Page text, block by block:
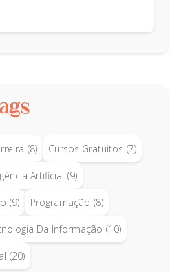
(8) Cursos Gratuitos (7)
Artificial (9)
(9) Programação (8)
Da Informação (10)
(20)